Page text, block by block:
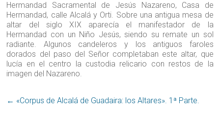
Hermandad Sacramental de Jesús Nazareno, Casa de
Hermandad, calle Alcalá y Orti. Sobre una antigua mesa de
altar del siglo XIX aparecía el manifestador de la
Hermandad con un Niño Jesús, siendo su remate un sol
radiante. Algunos candeleros y los antiguos faroles
dorados del paso del Señor completaban este altar, que
lucía en el centro la custodia relicario con restos de la
imagen del Nazareno.
← «Corpus de Alcalá de Guadaira: los Altares». 1ª Parte.